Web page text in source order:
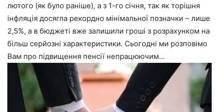
лютого (як було раніше), а з 1-го січня, так як торішня
інфляція досягла рекордно мінімальної позначки – лише
2,5%, а в бюджеті вже залишили гроші з розрахунком на
більш серйозні характеристики. Сьогодні ми розповімо
Вам про підвищення пенсії непрацюючим…